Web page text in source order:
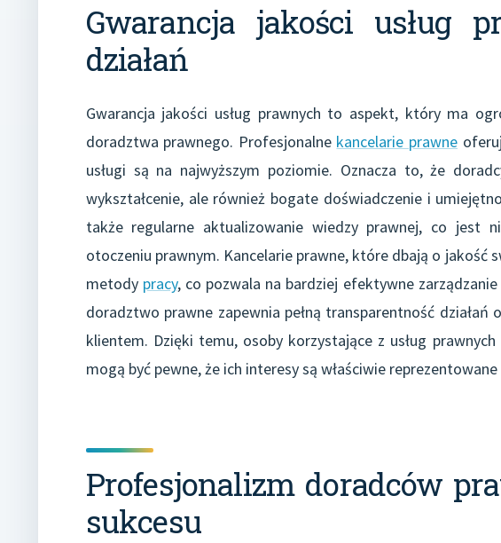
Gwarancja jakości usług
działań
Gwarancja jakości usług prawnych to aspekt, który ma
doradztwa prawnego. Profesjonalne kancelarie prawne
usługi są na najwyższym poziomie. Oznacza to, że
wykształcenie, ale również bogate doświadczenie i
także regularne aktualizowanie wiedzy prawnej, co jest
otoczeniu prawnym. Kancelarie prawne, które dbają o jakość
metody pracy, co pozwala na bardziej efektywne
doradztwo prawne zapewnia pełną transparentność działań
klientem. Dzięki temu, osoby korzystające z usług
mogą być pewne, że ich interesy są właściwie
Profesjonalizm doradców
sukcesu